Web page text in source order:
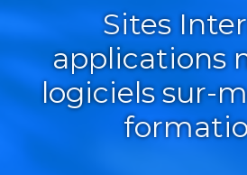
Sites
applications
logiciels sur-